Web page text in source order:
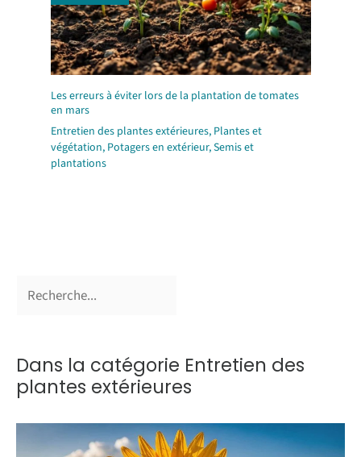
Les erreurs à éviter lors de la plantation de tomates
en mars
Entretien des plantes extérieures, Plantes et
végétation, Potagers en extérieur,Semis et
plantations
Dans la catégorie Entretien des
plantes extérieures